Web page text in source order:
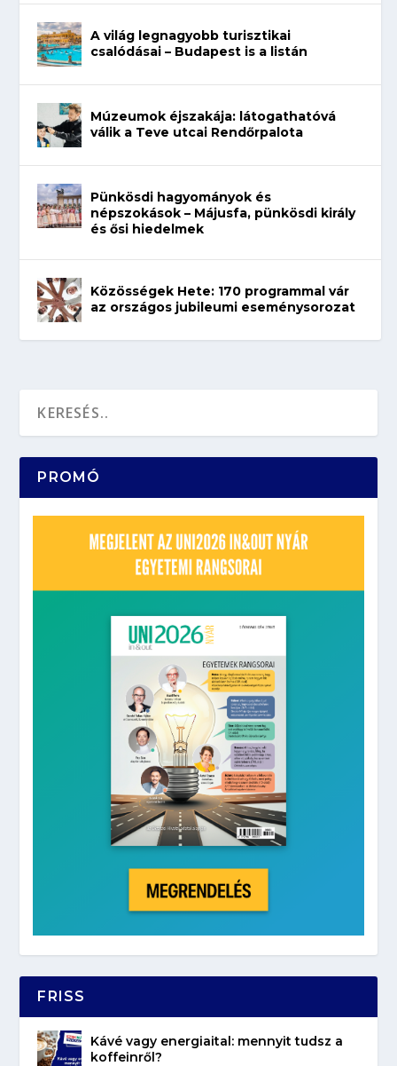
A világ legnagyobb turisztikai
csalódásai – Budapest is a listán
Múzeumok éjszakája: látogathatóvá
válik a Teve utcai Rendőrpalota
Pünkösdi hagyományok és
népszokások – Májusfa, pünkösdi király
és ősi hiedelmek
Közösségek Hete: 170 programmal vár
az országos jubileumi eseménysorozat
PROMÓ
FRISS
Kávé vagy energiaital: mennyit tudsz a
koffeinről?